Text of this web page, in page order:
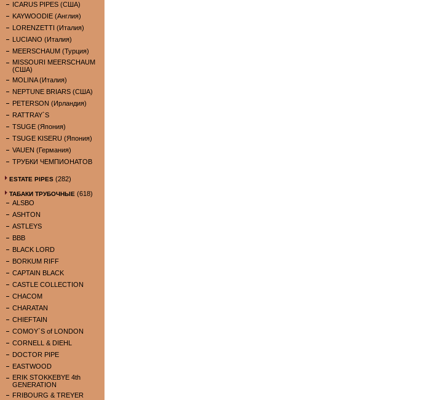
ICARUS PIPES (США)
KAYWOODIE (Англия)
LORENZETTI (Италия)
LUCIANO (Италия)
MEERSCHAUM (Турция)
MISSOURI MEERSCHAUM
(США)
MOLINA (Италия)
NEPTUNE BRIARS (США)
PETERSON (Ирландия)
RATTRAY`S
TSUGE (Япония)
TSUGE KISERU (Япония)
VAUEN (Германия)
ТРУБКИ ЧЕМПИОНАТОВ
ESTATE PIPES (282)
ТАБАКИ ТРУБОЧНЫЕ (618)
ALSBO
ASHTON
ASTLEYS
BBB
BLACK LORD
BORKUM RIFF
CAPTAIN BLACK
CASTLE COLLECTION
CHACOM
CHARATAN
CHIEFTAIN
COMOY`S of LONDON
CORNELL & DIEHL
DOCTOR PIPE
EASTWOOD
ERIK STOKKEBYE 4th
GENERATION
FRIBOURG & TREYER